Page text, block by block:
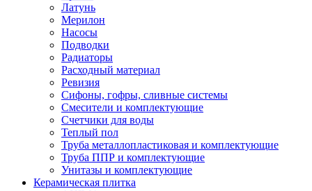
Латунь
Мерилон
Насосы
Подводки
Радиаторы
Расходный материал
Ревизия
Сифоны, гофры, сливные системы
Смесители и комплектующие
Счетчики для воды
Теплый пол
Труба металлопластиковая и комплектующие
Труба ППР и комплектующие
Унитазы и комплектующие
Керамическая плитка